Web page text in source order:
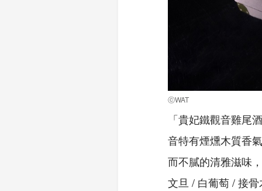
ⓒWAT
「貴妃鐵觀音雞尾
音特有煙燻木質香
而不膩的清雅滋味
文旦 / 白葡萄 / 接